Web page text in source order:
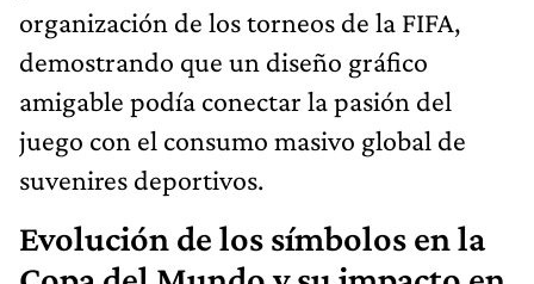
organización de los torneos de la FIFA,
demostrando que un diseño gráfico
amigable podía conectar la pasión del
juego con el consumo masivo global de
suvenires deportivos.
Evolución de los símbolos en la